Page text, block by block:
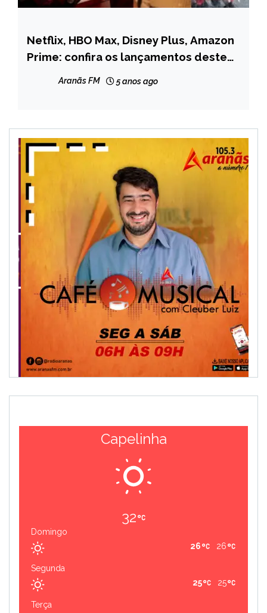
ENTRETENIMENTO
Netflix, HBO Max, Disney Plus, Amazon
Prime: confira os lançamentos deste
Aranãs FM 5 anos ago
Capelinha
32
Domingo
26
26
Segunda
25
25
Terça